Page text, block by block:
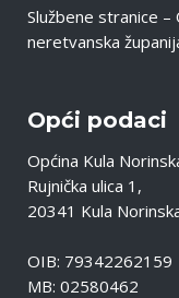
Službene stranice –
neretvanska
Opći podaci
Općina Kula
Rujnička ulica 1,
20341 Kula
OIB: 79342262159
MB: 02580462